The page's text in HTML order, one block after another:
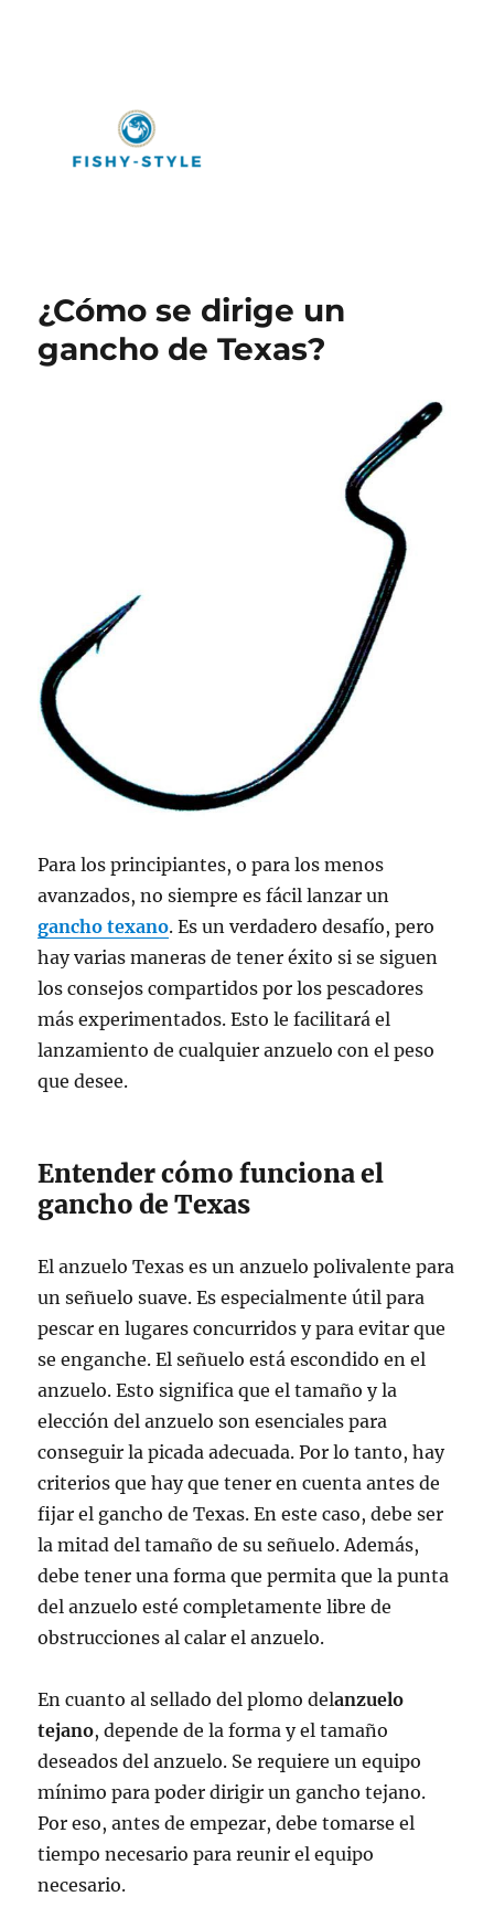
¿Cómo se dirige un
gancho de Texas?
Para los principiantes, o para los menos
avanzados, no siempre es fácil lanzar un
gancho texano. Es un verdadero desafío, pero
hay varias maneras de tener éxito si se siguen
los consejos compartidos por los pescadores
más experimentados. Esto le facilitará el
lanzamiento de cualquier anzuelo con el peso
que desee.
Entender cómo funciona el
gancho de Texas
El anzuelo Texas es un anzuelo polivalente para
un señuelo suave. Es especialmente útil para
pescar en lugares concurridos y para evitar que
se enganche. El señuelo está escondido en el
anzuelo. Esto significa que el tamaño y la
elección del anzuelo son esenciales para
conseguir la picada adecuada. Por lo tanto, hay
criterios que hay que tener en cuenta antes de
fijar el gancho de Texas. En este caso, debe ser
la mitad del tamaño de su señuelo. Además,
debe tener una forma que permita que la punta
del anzuelo esté completamente libre de
obstrucciones al calar el anzuelo.
En cuanto al sellado del plomo delanzuelo
tejano, depende de la forma y el tamaño
deseados del anzuelo. Se requiere un equipo
mínimo para poder dirigir un gancho tejano.
Por eso, antes de empezar, debe tomarse el
tiempo necesario para reunir el equipo
necesario.